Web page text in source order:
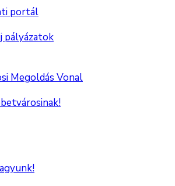
portál
pályázatok
Megoldás Vonal